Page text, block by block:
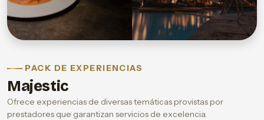
PACK DE EXPERIENCIAS
Majestic
Ofrece experiencias de diversas temáticas provistas por
prestadores que garantizan servicios de excelencia.